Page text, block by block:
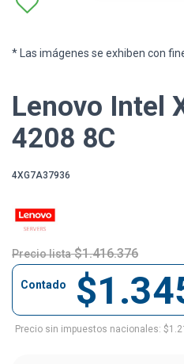
* Las imágenes se exhiben con
Lenovo Intel
4208 8C
4XG7A37936
Precio lista $1.416.376
Contado
Precio sin impuestos nacionales: